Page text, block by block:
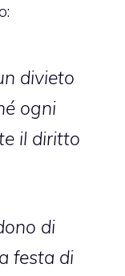
divieto
ogni
il diritto
di
festa di